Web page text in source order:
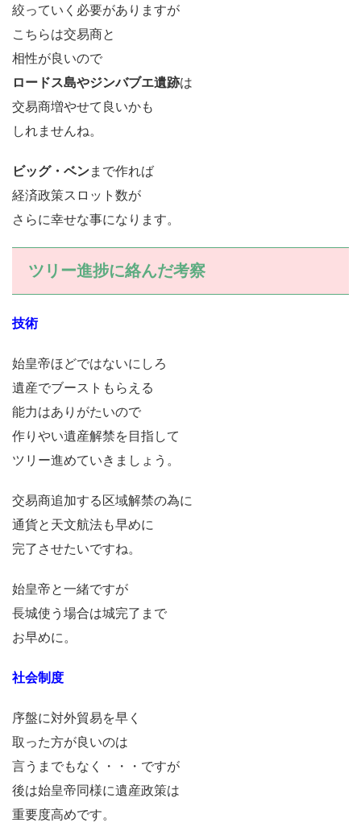
絞っていく必要がありますが
こちらは交易商と
相性が良いので
ロードス島やジンバブエ遺跡は
交易商増やせて良いかも
しれませんね。
ビッグ・ベンまで作れば
経済政策スロット数が
さらに幸せな事になります。
ツリー進捗に絡んだ考察
技術
始皇帝ほどではないにしろ
遺産でブーストもらえる
能力はありがたいので
作りやい遺産解禁を目指して
ツリー進めていきましょう。
交易商追加する区域解禁の為に
通貨と天文航法も早めに
完了させたいですね。
始皇帝と一緒ですが
長城使う場合は城完了まで
お早めに。
社会制度
序盤に対外貿易を早く
取った方が良いのは
言うまでもなく・・・ですが
後は始皇帝同様に遺産政策は
重要度高めです。